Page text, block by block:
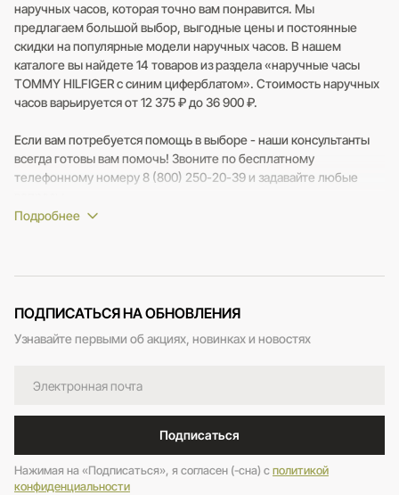
наручных часов, которая точно вам понравится. Мы
предлагаем большой выбор, выгодные цены и постоянные
скидки на популярные модели наручных часов. В нашем
каталоге вы найдете 14 товаров из раздела «наручные часы
TOMMY HILFIGER с синим циферблатом». Стоимость наручных
часов варьируется от 12 375 ₽ до 36 900 ₽.
Если вам потребуется помощь в выборе - наши консультанты
всегда готовы вам помочь! Звоните по бесплатному
телефонному номеру 8 (800) 250-20-39 и задавайте любые
ПОДПИСАТЬСЯ НА ОБНОВЛЕНИЯ
Узнавайте первыми об акциях, новинках и новостях
Подписаться
Нажимая на «Подписаться», я согласен (-сна) cполитикой
конфиденциальности